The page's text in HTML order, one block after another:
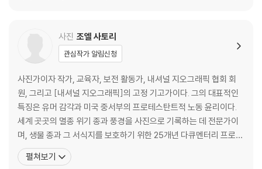
사진 조엘 사토리
관심작가 알림신청
사진가이자 작가, 교육자, 보전 활동가, 내셔널 지오그래픽 협회 회
원, 그리고 [내셔널 지오그래픽]의 고정 기고가이다. 그의 대표적인
특징은 유머 감각과 미국 중서부의 프로테스탄트적 노동 윤리이다.
세계 곳곳의 멸종 위기 종과 풍경을 사진으로 기록하는 데 전문가이
며, 생물 종과 그 서식지를 보호하기 위한 25개년 다큐멘터리 프로젝
트인 ‘포토 아크’의 수립자이다. [내셔널 지오그래픽] 외에 잡지 [오
듀본(Audubon)], [스포츠 일러스트레이티드(Sports Illustrate
펼쳐보기